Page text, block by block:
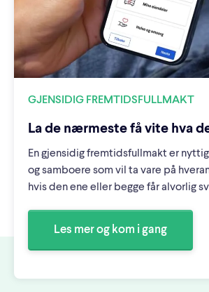
GJENSIDIG FREMTIDSFULLMAKT
La de nærmeste få vite hva
En gjensidig fremtidsfullmakt er
og samboere som vil ta vare på
hvis den ene eller begge får alvorlig
Les mer og kom i gang